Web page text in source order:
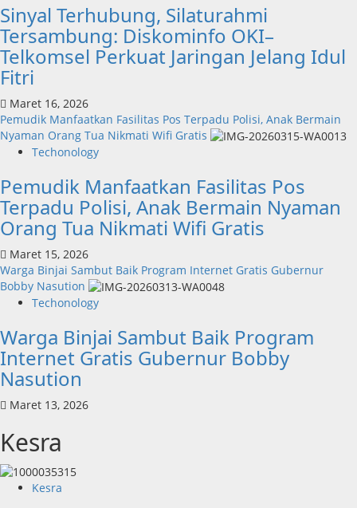
Sinyal Terhubung, Silaturahmi
Tersambung: Diskominfo OKI–
Telkomsel Perkuat Jaringan Jelang Idul
Fitri
Maret 16, 2026
Pemudik Manfaatkan Fasilitas Pos Terpadu Polisi, Anak Bermain
Nyaman Orang Tua Nikmati Wifi Gratis
Techonology
Pemudik Manfaatkan Fasilitas Pos
Terpadu Polisi, Anak Bermain Nyaman
Orang Tua Nikmati Wifi Gratis
Maret 15, 2026
Warga Binjai Sambut Baik Program Internet Gratis Gubernur
Bobby Nasution
Techonology
Warga Binjai Sambut Baik Program
Internet Gratis Gubernur Bobby
Nasution
Maret 13, 2026
Kesra
Kesra